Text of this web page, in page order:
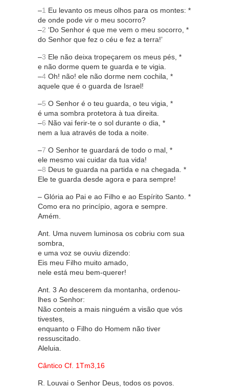
–1 Eu levanto os meus olhos para os montes: *
de onde pode vir o meu socorro?
–2 ‘Do Senhor é que me vem o meu socorro, *
do Senhor que fez o céu e fez a terra!’
–3 Ele não deixa tropeçarem os meus pés, *
e não dorme quem te guarda e te vigia.
–4 Oh! não! ele não dorme nem cochila, *
aquele que é o guarda de Israel!
–5 O Senhor é o teu guarda, o teu vigia, *
é uma sombra protetora à tua direita.
–6 Não vai ferir-te o sol durante o dia, *
nem a lua através de toda a noite.
–7 O Senhor te guardará de todo o mal, *
ele mesmo vai cuidar da tua vida!
–8 Deus te guarda na partida e na chegada. *
Ele te guarda desde agora e para sempre!
– Glória ao Pai e ao Filho e ao Espírito Santo. *
Como era no princípio, agora e sempre.
Amém.
Ant. Uma nuvem luminosa os cobriu com sua
sombra,
e uma voz se ouviu dizendo:
Eis meu Filho muito amado,
nele está meu bem-querer!
Ant. 3 Ao descerem da montanha, ordenou-
lhes o Senhor:
Não conteis a mais ninguém a visão que vós
tivestes,
enquanto o Filho do Homem não tiver
ressuscitado.
Aleluia.
Cântico Cf. 1Tm3,16
R. Louvai o Senhor Deus, todos os povos.